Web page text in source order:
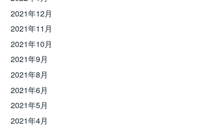
2021年12月
2021年11月
2021年10月
2021年9月
2021年8月
2021年6月
2021年5月
2021年4月